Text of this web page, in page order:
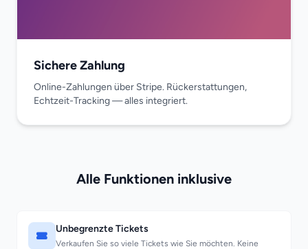
Sichere Zahlung
Online-Zahlungen über Stripe. Rückerstattungen,
Echtzeit-Tracking — alles integriert.
Alle Funktionen inklusive
Unbegrenzte Tickets
Verkaufen Sie so viele Tickets wie Sie möchten. Keine